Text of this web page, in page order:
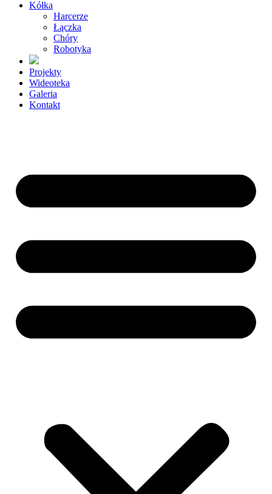
Kółka
Harcerze
Łączka
Chóry
Robotyka
Projekty
Wideoteka
Galeria
Kontakt